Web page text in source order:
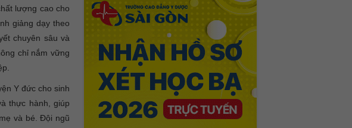
lượng cao cho
giảng dạy theo
chuyên sâu và
chỉ nắm vững
Y đức cho sinh
thực hành, giúp
và bé. Đội ngũ